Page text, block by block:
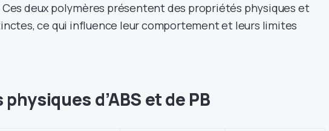
Ces deux polymères présentent des propriétés physiques et
ce qui influence leur comportement et leurs limites
d’ABS et de PB